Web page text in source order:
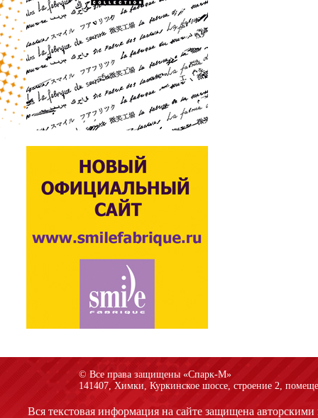
© Все права защищены «Спарк-M»
141407, Химки, Куркинское шоссе, строение 2,
Вся текстовая информация на сайте защищена